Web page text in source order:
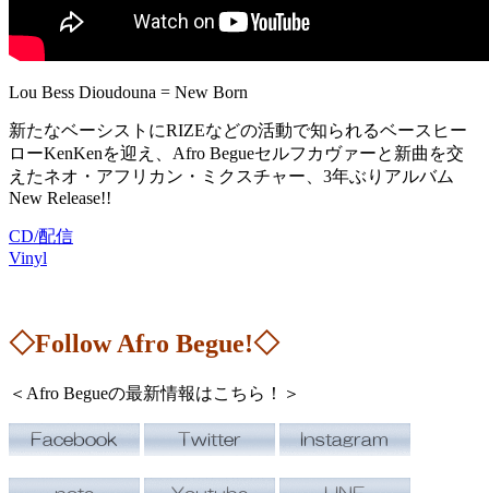
Lou Bess Dioudouna = New Born
新たなベーシストにRIZEなどの活動で知られるベースヒー
ローKenKenを迎え、Afro Begueセルフカヴァーと新曲を交
えたネオ・アフリカン・ミクスチャー、3年ぶりアルバム
New Release!!
CD/配信
Vinyl
◇Follow Afro Begue!◇
＜Afro Begueの最新情報はこちら！＞